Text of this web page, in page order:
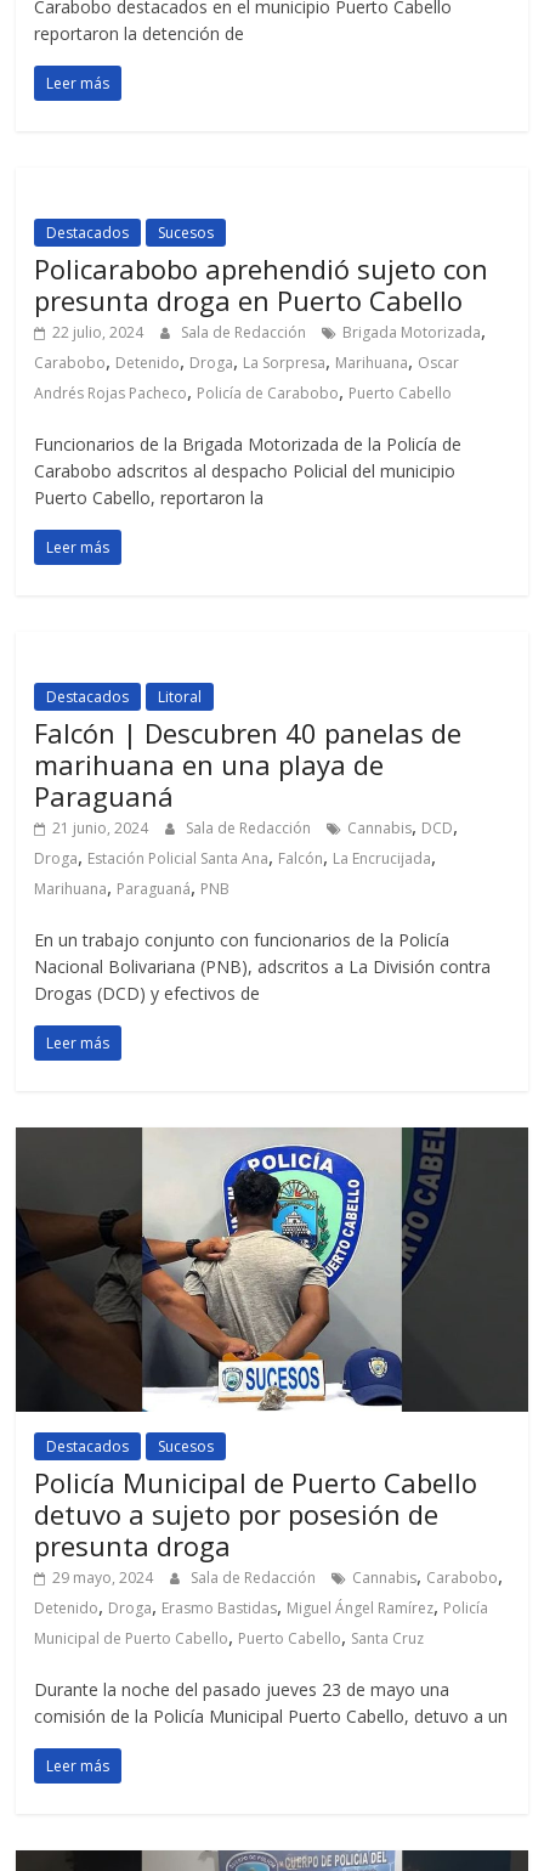
Carabobo destacados en el municipio Puerto Cabello
reportaron la detención de
Leer más
Destacados Sucesos
Policarabobo aprehendió sujeto con
presunta droga en Puerto Cabello
22 julio, 2024 Sala de Redacción Brigada Motorizada,
Carabobo, Detenido, Droga, La Sorpresa, Marihuana, Oscar
Andrés Rojas Pacheco, Policía de Carabobo, Puerto Cabello
Funcionarios de la Brigada Motorizada de la Policía de
Carabobo adscritos al despacho Policial del municipio
Puerto Cabello, reportaron la
Leer más
Destacados Litoral
Falcón | Descubren 40 panelas de
marihuana en una playa de
Paraguaná
21 junio, 2024 Sala de Redacción Cannabis, DCD,
Droga, Estación Policial Santa Ana, Falcón, La Encrucijada,
Marihuana, Paraguaná, PNB
En un trabajo conjunto con funcionarios de la Policía
Nacional Bolivariana (PNB), adscritos a La División contra
Drogas (DCD) y efectivos de
Leer más
Destacados Sucesos
Policía Municipal de Puerto Cabello
detuvo a sujeto por posesión de
presunta droga
29 mayo, 2024 Sala de Redacción Cannabis, Carabobo,
Detenido, Droga, Erasmo Bastidas, Miguel Ángel Ramírez, Policía
Municipal de Puerto Cabello, Puerto Cabello, Santa Cruz
Durante la noche del pasado jueves 23 de mayo una
comisión de la Policía Municipal Puerto Cabello, detuvo a un
Leer más